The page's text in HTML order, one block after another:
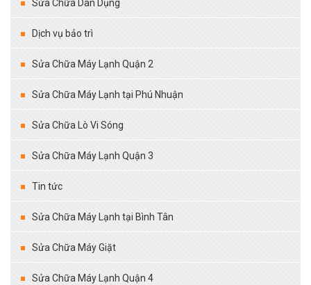
Sửa Chữa Dân Dụng
Dịch vụ bảo trì
Sửa Chữa Máy Lạnh Quận 2
Sửa Chữa Máy Lạnh tại Phú Nhuận
Sửa Chữa Lò Vi Sóng
Sửa Chữa Máy Lạnh Quận 3
Tin tức
Sửa Chữa Máy Lạnh tại Bình Tân
Sửa Chữa Máy Giặt
Sửa Chữa Máy Lạnh Quận 4